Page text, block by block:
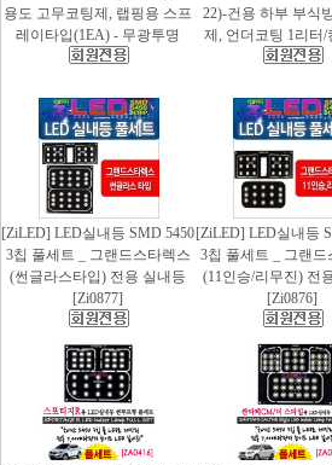
용도 고무코팅제, 랩핑용 스프
레이타입(1EA) - 무광투명
22)-건용 하부 부식
제, 언더코팅 1리터/
[ZiLED] LED실내등 SMD 5450
3칩 풀세트 _ 그랜드스타렉스
(썬글라스타입) 전용 실내등
[Zi0877]
[ZiLED] LED실내등
3칩 풀세트 _ 그랜드
(11인승/리무진) 전
[Zi0876]